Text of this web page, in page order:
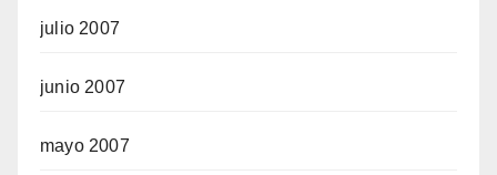
julio 2007
junio 2007
mayo 2007